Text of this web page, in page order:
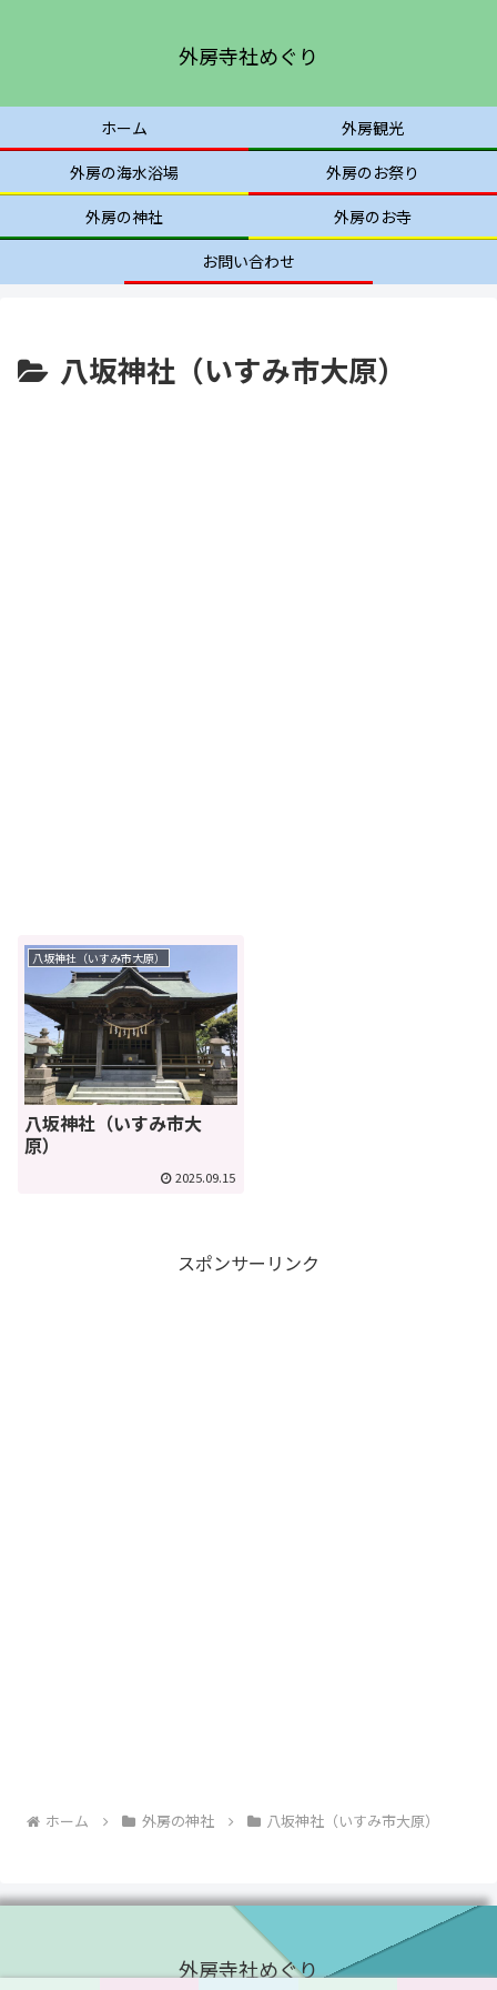
外房寺社めぐり
ホーム
外房観光
外房の海水浴場
外房のお祭り
外房の神社
外房のお寺
お問い合わせ
八坂神社（いすみ市大原）
八坂神社（いすみ市大原）
八坂神社（いすみ市大
原）
2025.09.15
スポンサーリンク
ホーム 外房の神社 八坂神社（いすみ市大原）
外房寺社めぐり